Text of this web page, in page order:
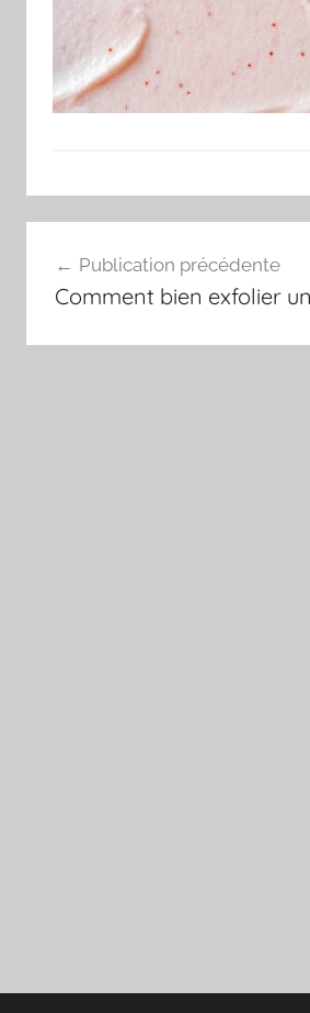
de
Publication précédente
Comment bien exfolier